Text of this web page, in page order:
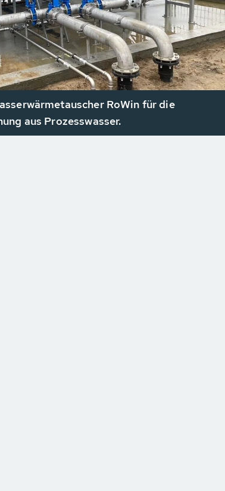
RoWin für die
aus Prozesswasser.